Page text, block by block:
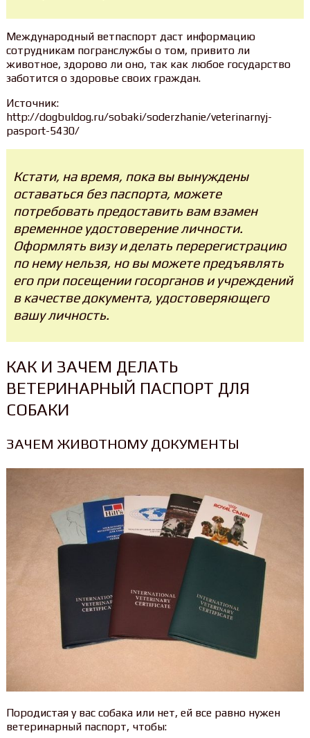
Международный ветпаспорт даст информацию
сотрудникам погранслужбы о том, привито ли
животное, здорово ли оно, так как любое государство
заботится о здоровье своих граждан.
Источник:
http://dogbuldog.ru/sobaki/soderzhanie/veterinarnyj-
pasport-5430/
Кстати, на время, пока вы вынуждены
оставаться без паспорта, можете
потребовать предоставить вам взамен
временное удостоверение личности.
Оформлять визу и делать перерегистрацию
по нему нельзя, но вы можете предъявлять
его при посещении госорганов и учреждений
в качестве документа, удостоверяющего
вашу личность.
КАК И ЗАЧЕМ ДЕЛАТЬ
ВЕТЕРИНАРНЫЙ ПАСПОРТ ДЛЯ
СОБАКИ
ЗАЧЕМ ЖИВОТНОМУ ДОКУМЕНТЫ
Породистая у вас собака или нет, ей все равно нужен
ветеринарный паспорт, чтобы: